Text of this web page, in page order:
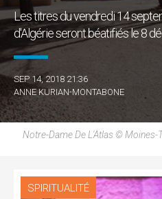
Les titres du vendredi 14
d'Algérie seront béatifiés le 8
SEP 14, 2018 21:36
ANNE KURIAN-MONTABONE
Notre-Dame De L'Atlas ©
SPIRITUALITÉ